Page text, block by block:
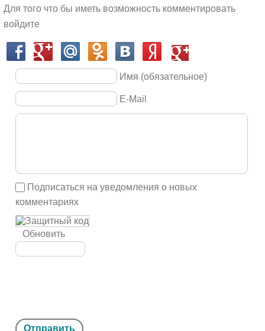
Для того что бы иметь возможность комментировать
войдите
Имя (обязательное)
E-Mail
Подписаться на уведомления о новых
комментариях
Обновить
Отправить